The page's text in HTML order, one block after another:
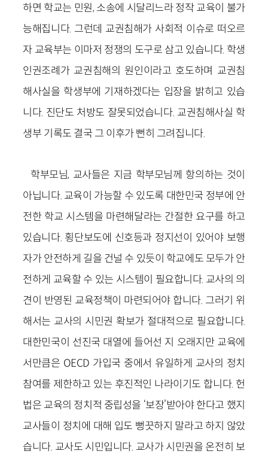
하면 학교는 민원, 소송에 시달리느라 정작 교육이 불가
능해집니다. 그런데 교권침해가 사회적 이슈로 떠오르
자 교육부는 이마저 정쟁의 도구로 삼고 있습니다. 학생
인권조례가 교권침해의 원인이라고 호도하며 교권침
해사실을 학생부에 기재하겠다는 입장을 밝히고 있습
니다. 진단도 처방도 잘못되었습니다. 교권침해사실 학
생부 기록도 결국 그 이후가 뻔히 그려집니다.
학부모님, 교사들은 지금 학부모님께 항의하는 것이
아닙니다. 교육이 가능할 수 있도록 대한민국 정부에 안
전한 학교 시스템을 마련해달라는 간절한 요구를 하고
있습니다. 횡단보도에 신호등과 정지선이 있어야 보행
자가 안전하게 길을 건널 수 있듯이 학교에도 모두가 안
전하게 교육할 수 있는 시스템이 필요합니다. 교사의 의
견이 반영된 교육정책이 마련되어야 합니다. 그러기 위
해서는 교사의 시민권 확보가 절대적으로 필요합니다.
대한민국이 선진국 대열에 들어선 지 오래지만 교육에
서만큼은 OECD 가입국 중에서 유일하게 교사의 정치
참여를 제한하고 있는 후진적인 나라이기도 합니다. 헌
법은 교육의 정치적 중립성을 ‘보장’받아야 한다고 했지
교사들이 정치에 대해 입도 뻥끗하지 말라고 하지 않았
습니다. 교사도 시민입니다. 교사가 시민권을 온전히 보